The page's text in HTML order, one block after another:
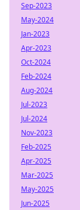
Sep-2023
May-2024
Jan-2023
Apr-2023
Oct-2024
Feb-2024
Aug-2024
Jul-2023
Jul-2024
Nov-2023
Feb-2025
Apr-2025
Mar-2025
May-2025
Jun-2025